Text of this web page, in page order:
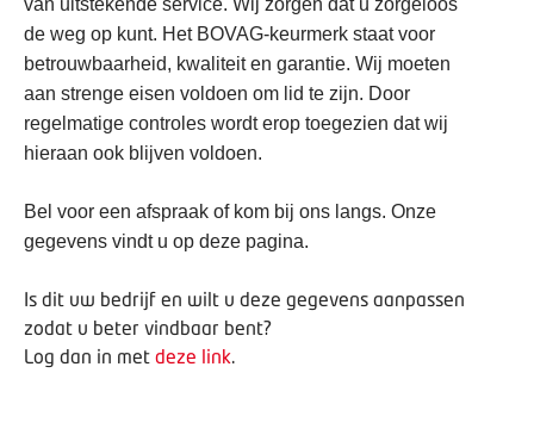
van uitstekende service. Wij zorgen dat u zorgeloos
de weg op kunt. Het BOVAG-keurmerk staat voor
betrouwbaarheid, kwaliteit en garantie. Wij moeten
aan strenge eisen voldoen om lid te zijn. Door
regelmatige controles wordt erop toegezien dat wij
hieraan ook blijven voldoen.
Bel voor een afspraak of kom bij ons langs. Onze
gegevens vindt u op deze pagina.
Is dit uw bedrijf en wilt u deze gegevens aanpassen
zodat u beter vindbaar bent?
Log dan in met deze link.